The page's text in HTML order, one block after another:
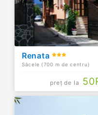
Renata
Săcele (700 m de centru)
preț de la 50